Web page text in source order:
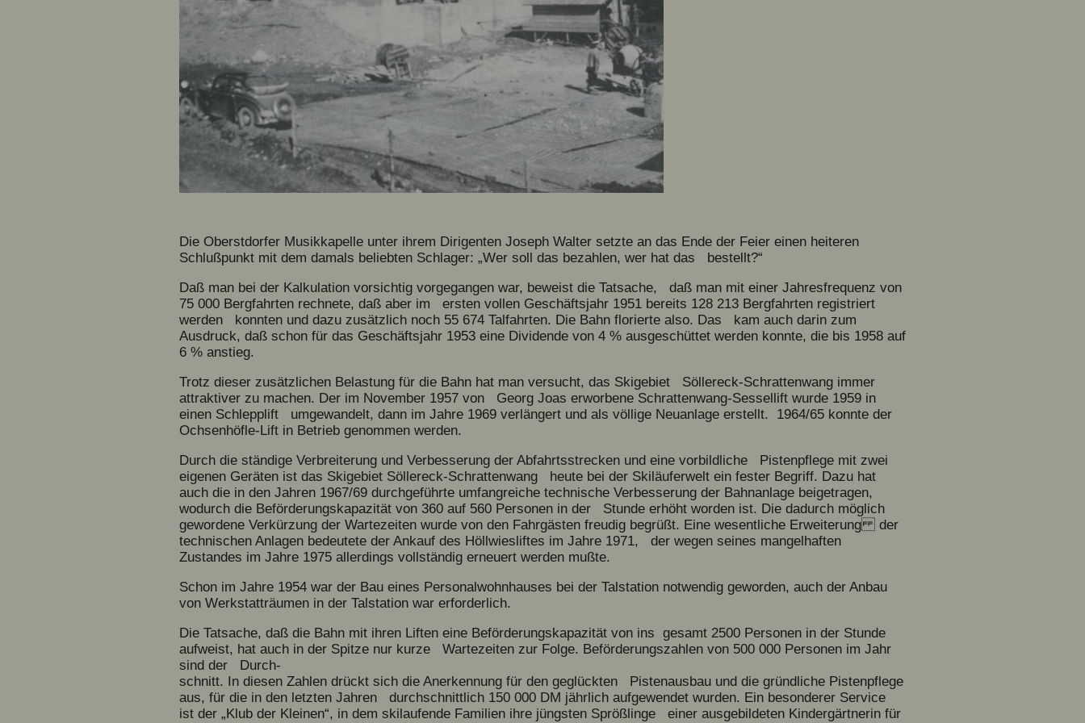
Die Oberstdorfer Musikkapelle unter ihrem Dirigenten Joseph Walter setzte an das Ende der Feier einen heiteren
Schlußpunkt mit dem damals beliebten Schlager: „Wer soll das bezahlen, wer hat das bestellt?“
Daß man bei der Kalkulation vorsichtig vorgegangen war, beweist die Tatsache, daß man mit einer Jahresfrequenz von
75 000 Bergfahrten rechnete, daß aber im ersten vollen Geschäftsjahr 1951 bereits 128 213 Bergfahrten registriert
werden konnten und dazu zusätzlich noch 55 674 Talfahrten. Die Bahn florierte also. Das kam auch darin zum
Ausdruck, daß schon für das Geschäftsjahr 1953 eine Dividende von 4 % ausgeschüttet werden konnte, die bis 1958 auf
6 % anstieg.
Trotz dieser zusätzlichen Belastung für die Bahn hat man versucht, das Skigebiet Söllereck-Schrattenwang immer
attraktiver zu machen. Der im November 1957 von Georg Joas erworbene Schrattenwang-Sessellift wurde 1959 in
einen Schlepplift umgewandelt, dann im Jahre 1969 verlängert und als völlige Neuanlage erstellt. 1964/65 konnte der
Ochsenhöfle-Lift in Betrieb genommen werden.
Durch die ständige Verbreiterung und Verbesserung der Abfahrtsstrecken und eine vorbildliche Pistenpflege mit zwei
eigenen Geräten ist das Skigebiet Söllereck-Schrattenwang heute bei der Skiläuferwelt ein fester Begriff. Dazu hat
auch die in den Jahren 1967/69 durchgeführte umfangreiche technische Verbesserung der Bahnanlage beigetragen,
wodurch die Beförderungskapazität von 360 auf 560 Personen in der Stunde erhöht worden ist. Die dadurch möglich
gewordene Verkürzung der Wartezeiten wurde von den Fahrgästen freudig begrüßt. Eine wesentliche Erweiterung der
technischen Anlagen bedeutete der Ankauf des Höllwiesliftes im Jahre 1971, der wegen seines mangelhaften
Zustandes im Jahre 1975 allerdings vollständig erneuert werden mußte.
Schon im Jahre 1954 war der Bau eines Personalwohnhauses bei der Talstation notwendig geworden, auch der Anbau
von Werkstatträumen in der Talstation war erforderlich.
Die Tatsache, daß die Bahn mit ihren Liften eine Beförderungskapazität von ins gesamt 2500 Personen in der Stunde
aufweist, hat auch in der Spitze nur kurze Wartezeiten zur Folge. Beförderungszahlen von 500 000 Personen im Jahr
sind der Durch-
schnitt. In diesen Zahlen drückt sich die Anerkennung für den geglückten Pistenausbau und die gründliche Pistenpflege
aus, für die in den letzten Jahren durchschnittlich 150 000 DM jährlich aufgewendet wurden. Ein besonderer Service
ist der „Klub der Kleinen“, in dem skilaufende Familien ihre jüngsten Sprößlinge einer ausgebildeten Kindergärtnerin für